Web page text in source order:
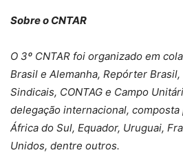
Sobre o CNTAR
O 3º CNTAR foi organizado em
Brasil e Alemanha, Repórter Brasil,
Sindicais, CONTAG e Campo
delegação internacional, composta
África do Sul, Equador, Uruguai,
Unidos, dentre outros.